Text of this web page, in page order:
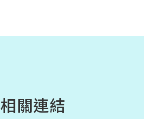
相關連結